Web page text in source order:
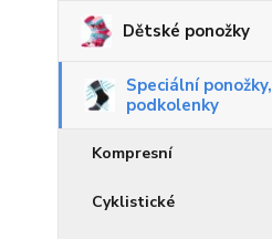
Dětské ponožky
Speciální ponožky,
podkolenky
Kompresní
Cyklistické